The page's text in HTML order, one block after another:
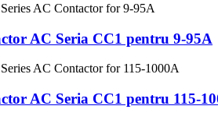
AC Seria CC1 pentru 9-95A
AC Seria CC1 pentru 115-